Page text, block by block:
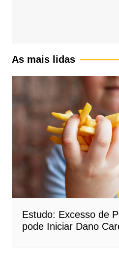
As mais lidas
Estudo: Excesso de
pode Iniciar Dano